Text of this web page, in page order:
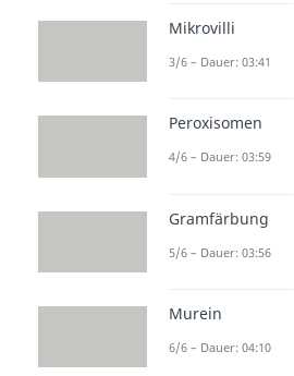
Genetische
Prokaryoten
gemeinsamen
abstammen.
nämlich aus
eukaryotische
haben.
Mikrovilli
3/6 – Dauer: 03:41
Peroxisomen
4/6 – Dauer: 03:59
Gramfärbung
5/6 – Dauer: 03:56
Murein
6/6 – Dauer: 04:10